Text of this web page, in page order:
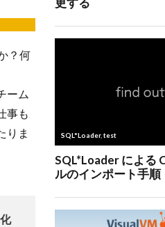
？何
ーム
事も
りま